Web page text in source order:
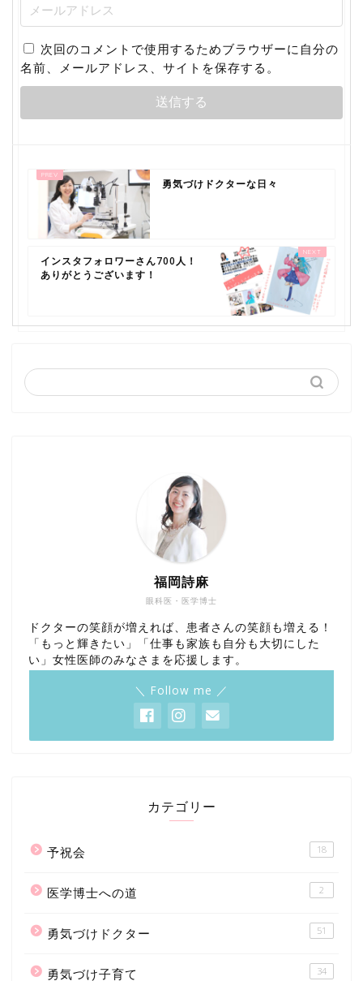
次回のコメントで使用するためブラウザーに自分の
名前、メールアドレス、サイトを保存する。
勇気づけドクターな日々
インスタフォロワーさん700人！
ありがとうございます！
眼科医・医学博士
福岡詩麻
ドクターの笑顔が増えれば、患者さんの笑顔も増える！
「もっと輝きたい」「仕事も家族も自分も大切にした
い」女性医師のみなさまを応援します。
＼ Follow me ／
カテゴリー
予祝会 18
医学博士への道 2
勇気づけドクター 51
勇気づけ子育て 34